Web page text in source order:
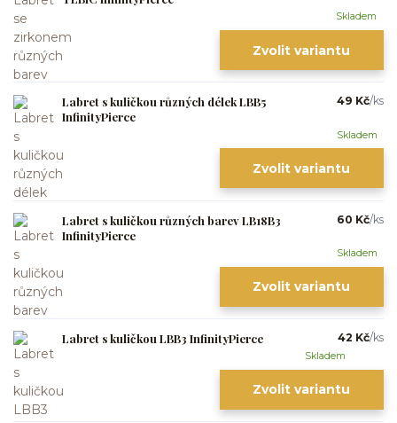
Skladem
Zvolit variantu
Labret s kuličkou různých délek LBB5
InfinityPierce
49 Kč/ks
Skladem
Zvolit variantu
Labret s kuličkou různých barev LB18B3
InfinityPierce
60 Kč/ks
Skladem
Zvolit variantu
Labret s kuličkou LBB3 InfinityPierce 42 Kč/ks
Skladem
Zvolit variantu